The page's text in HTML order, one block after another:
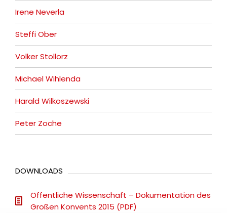
Irene Neverla
Steffi Ober
Volker Stollorz
Michael Wihlenda
Harald Wilkoszewski
Peter Zoche
DOWNLOADS
Öffentliche Wissenschaft – Dokumentation des
Großen Konvents 2015 (PDF)